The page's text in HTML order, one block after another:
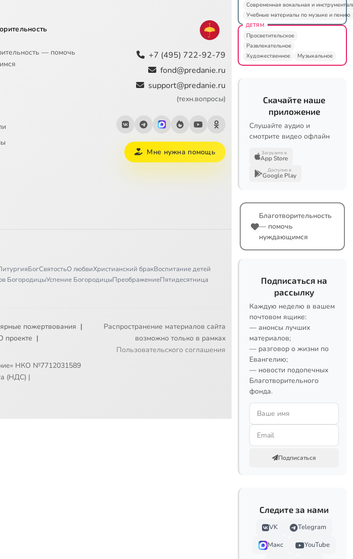
— помочь
+7 (495) 722-92-79
fond@predanie.ru
support@predanie.ru
(техн.вопросы)
Мне нужна помощь
БогСвятостьО любвиХристианский бракВоспитание детей
БогородицыУспение БогородицыПреображениеПятидесятница
пожертвования |
проекте |
НКО №7712031589
(НДС) |
Распространение материалов сайта
возможно только в рамках
Пользовательского соглашения
Современная вокальная и
Учебные материалы по музыке и пению
ДЕТЯМ
Просветительское
Развлекательное
Художественное
Музыкальное
Скачайте наше
приложение
Слушайте аудио и
смотрите видео офлайн
Загрузите в
App Store
Доступно в
Google Play
Благотворительность
— помочь
нуждающимся
Подписаться на
рассылку
Каждую неделю в вашем
почтовом ящике:
— анонсы лучших
материалов;
— разговор о жизни по
Евангелию;
— новости подопечных
Благотворительного
фонда.
Подписаться
Следите за нами
VK
Telegram
Макс
YouTube